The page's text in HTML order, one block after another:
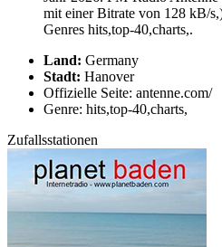
mit einer Bitrate von 128 kB/
Genres hits,top-40,charts,.
Land: Germany
Stadt: Hanover
Offizielle Seite: antenne.com/
Genre: hits,top-40,charts,
Zufallsstationen